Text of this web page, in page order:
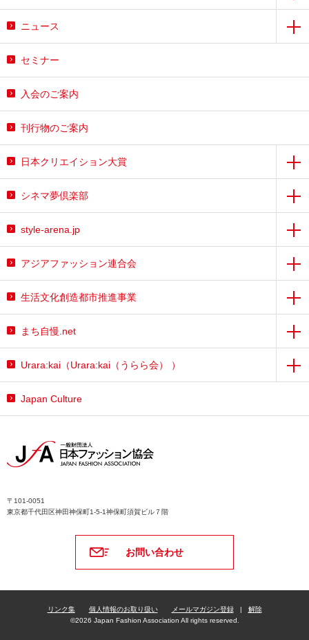
ニュース
セミナー
入会のご案内
刊行物のご案内
日本クリエイション大賞
シネマ夢倶楽部
style-arena.jp
アジアファッション連合会
生活文化創造都市推進事業
まち自慢.net
Urara:kai（Urara:kai（うらら会） ）
Japan Culture
〒101-0051
東京都千代田区神田神保町1-5-1神保町須賀ビル７階
お問い合わせ
リンク集 個人情報のお取り扱い メールマガジン登録
解除
©2026 Japan Fashion Association All rights reserved.